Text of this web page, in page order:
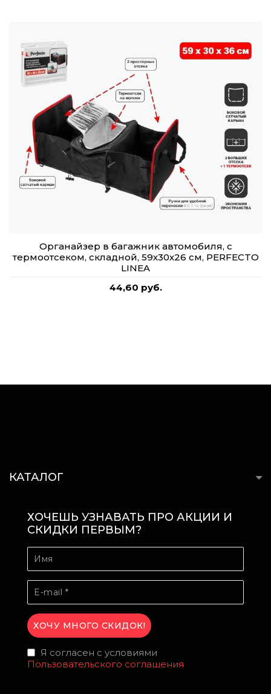
Органайзер в багажник автомобиля, с
термоотсеком, складной, 59х30х26 см, PERFECTO
LINEA
44,60 руб.
КАТАЛОГ
ХОЧЕШЬ УЗНАВАТЬ ПРО АКЦИИ И
СКИДКИ ПЕРВЫМ?
Я согласен с условиями
Пользовательского соглашения